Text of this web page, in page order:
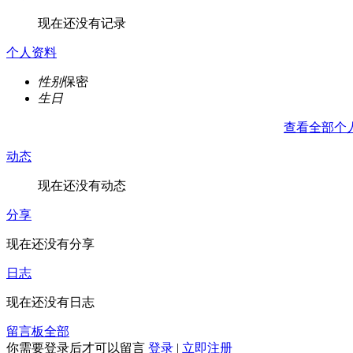
现在还没有记录
个人资料
性别保密
生日
查看全部个
动态
现在还没有动态
分享
现在还没有分享
日志
现在还没有日志
留言板全部
你需要登录后才可以留言 登录 | 立即注册